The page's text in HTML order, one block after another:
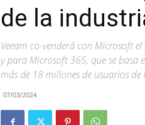
de la
Veeam co-venderá con Microsoft
y para Microsoft 365, que se basa
más de 18 millones de usuarios
07/03/2024